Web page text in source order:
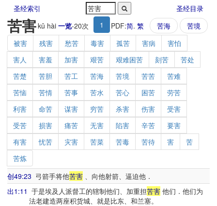
圣经索引 圣经目录
苦害kǔ hài 一览-20次 1 PDF:简. 繁 苦海
苦境
被害
残害 愁苦 毒害 孤苦 害病
害怕
害人
害羞 加害 艰苦 艰难困苦 刻苦
苦处
苦楚
苦胆 苦工 苦海 苦境 苦苦
苦难
苦恼
苦情 苦事 苦水 苦心 困苦
劳苦
利害
命苦 谋害 穷苦 杀害 伤害
受害
受苦
损害 痛苦 无害 陷害 辛苦
要害
有害
忧苦 灾害 苦菜 苦毒 苦待 害
苦
苦炼
创49:23 弓箭手将他苦害 、向他射箭、逼迫他．
出1:11 于是埃及人派督工的辖制他们、加重担苦害 他们．他们为
法老建造两座积货城、就是比东、和兰塞。